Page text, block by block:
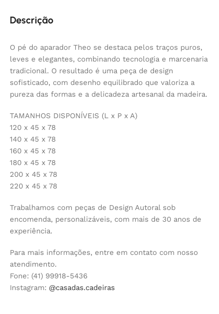
Descrição
O pé do aparador Theo se destaca pelos traços puros,
leves e elegantes, combinando tecnologia e marcenaria
tradicional. O resultado é uma peça de design
sofisticado, com desenho equilibrado que valoriza a
pureza das formas e a delicadeza artesanal da madeira.
TAMANHOS DISPONÍVEIS (L x P x A)
120 x 45 x 78
140 x 45 x 78
160 x 45 x 78
180 x 45 x 78
200 x 45 x 78
220 x 45 x 78
Trabalhamos com peças de Design Autoral sob
encomenda, personalizáveis, com mais de 30 anos de
experiência.
Para mais informações, entre em contato com nosso
atendimento.
Fone: (41) 99918-5436
Instagram: @casadas.cadeiras